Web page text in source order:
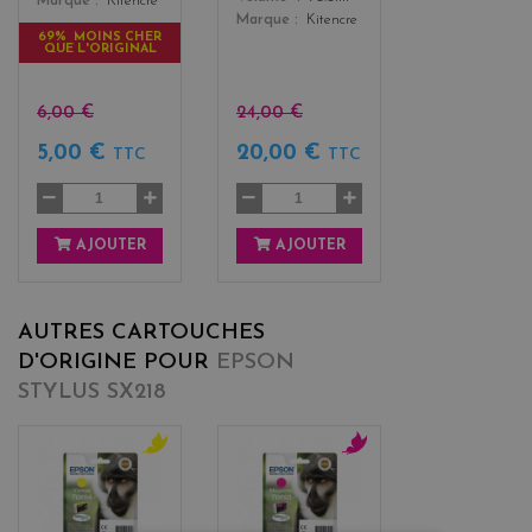
69% MOINS CHER
QUE L'ORIGINAL
6,00 €
5,00 € TTC
AJOUTER
Marque
Kitencre
24,00 €
20,00 € TTC
AJOUTER
AUTRES CARTOUCHES
D'ORIGINE POUR EPSON
STYLUS SX218